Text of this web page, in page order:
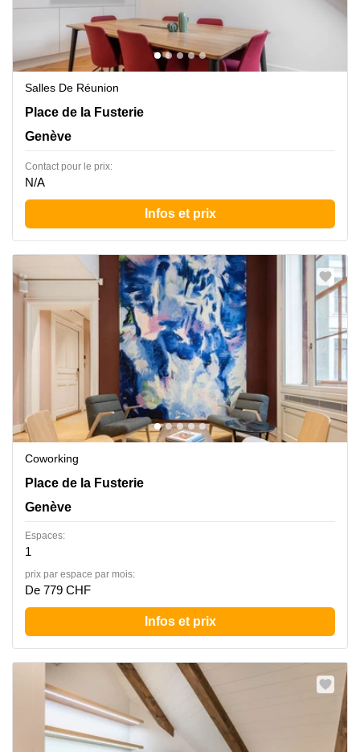
Salles De Réunion
Place de la Fusterie 12, Genève
Place de la Fusterie
Genève
Contact pour le prix:
N/A
Infos et prix
Coworking
Place de la Fusterie 12, Genève
Place de la Fusterie
Genève
Espaces:
1
prix par espace par mois:
De 779 CHF
Infos et prix